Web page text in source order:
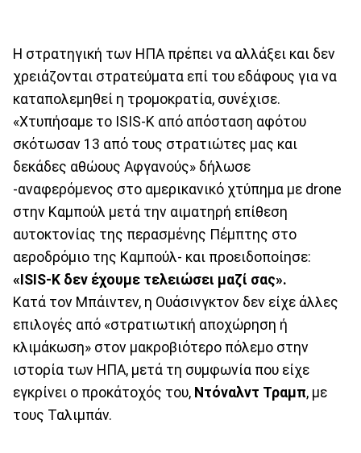
H στρατηγική των ΗΠΑ πρέπει να αλλάξει και δεν
χρειάζονται στρατεύματα επί του εδάφους για να
καταπολεμηθεί η τρομοκρατία, συνέχισε.
«Χτυπήσαμε το ISIS-K από απόσταση αφότου
σκότωσαν 13 από τους στρατιώτες μας και
δεκάδες αθώους Αφγανούς» δήλωσε
-αναφερόμενος στο αμερικανικό χτύπημα με drone
στην Καμπούλ μετά την αιματηρή επίθεση
αυτοκτονίας της περασμένης Πέμπτης στο
αεροδρόμιο της Καμπούλ- και προειδοποίησε:
«ISIS-K δεν έχουμε τελειώσει μαζί σας».
Κατά τον Μπάιντεν, η Ουάσινγκτον δεν είχε άλλες
επιλογές από «στρατιωτική αποχώρηση ή
κλιμάκωση» στον μακροβιότερο πόλεμο στην
ιστορία των ΗΠΑ, μετά τη συμφωνία που είχε
εγκρίνει ο προκάτοχός του, Ντόναλντ Τραμπ, με
τους Ταλιμπάν.